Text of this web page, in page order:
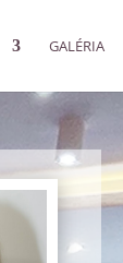
GALÉRIA